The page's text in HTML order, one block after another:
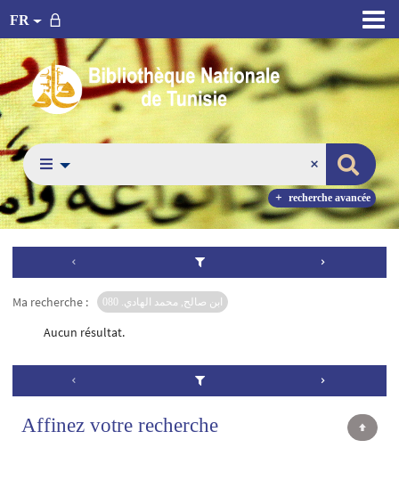
FR
recherche avancée
Ma recherche : ابن صالح, محمد الهادي. 080
Aucun résultat.
Affinez votre recherche